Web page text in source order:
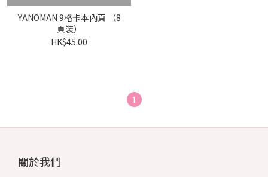
YANOMAN 9格卡本內頁 （8
頁裝）
HK$45.00
1
關於我們